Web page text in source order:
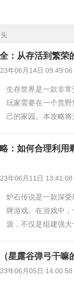
：从存活到繁荣
年06月14日 09:49:06
生存世界是一款非常
玩家需要在一个荒
己的家园。本攻略
面指南。存活技巧在
始的时候，可以采
也可以在...
：如何合理利用
年06月11日 13:41:08
炉石传说是一款深
牌游戏。在游戏中
源，不仅是组建强
过完成任务、参加比
星露谷弹弓干嘛
年06月05日 14:00:58